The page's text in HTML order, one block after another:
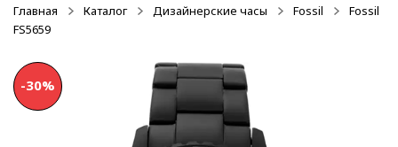
Главная Каталог Дизайнерские часы Fossil
Fossil
FS5659
-30%